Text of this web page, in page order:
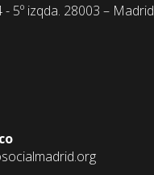
- 5º izqda. 28003 – Madrid